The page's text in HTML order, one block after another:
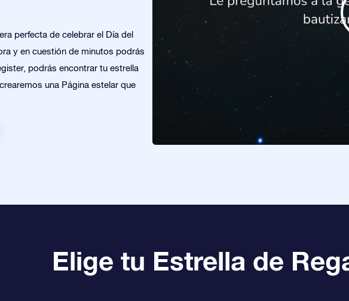
perfecta de celebrar el Día del
y en cuestión de minutos podrás
podrás encontrar tu estrella
una Página estelar que
Elige tu Estrella de